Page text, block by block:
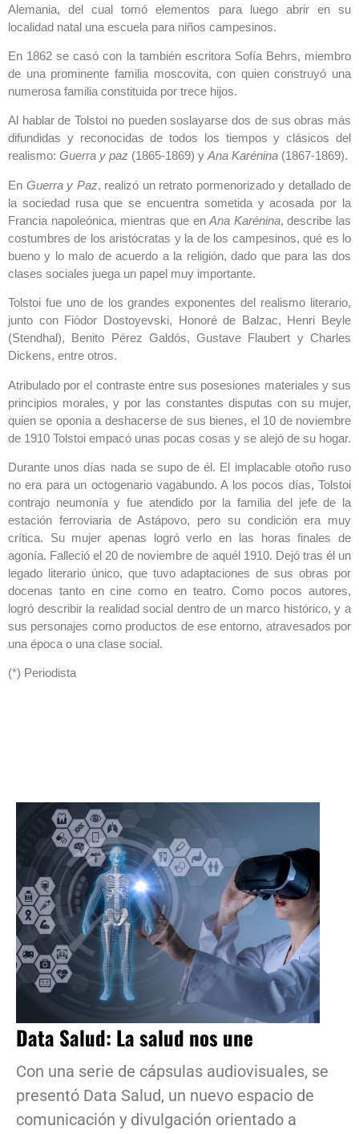
Alemania, del cual tomó elementos para luego abrir en su
localidad natal una escuela para niños campesinos.
En 1862 se casó con la también escritora Sofía Behrs, miembro
de una prominente familia moscovita, con quien construyó una
numerosa familia constituida por trece hijos.
Al hablar de Tolstoi no pueden soslayarse dos de sus obras más
difundidas y reconocidas de todos los tiempos y clásicos del
realismo: Guerra y paz (1865-1869) y Ana Karénina (1867-1869).
En Guerra y Paz, realizó un retrato pormenorizado y detallado de
la sociedad rusa que se encuentra sometida y acosada por la
Francia napoleónica, mientras que enAna Karénina, describe las
costumbres de los aristócratas y la de los campesinos, qué es lo
bueno y lo malo de acuerdo a la religión, dado que para las dos
clases sociales juega un papel muy importante.
Tolstoi fue uno de los grandes exponentes del realismo literario,
junto con Fiódor Dostoyevski, Honoré de Balzac, Henri Beyle
(Stendhal), Benito Pérez Galdós, Gustave Flaubert y Charles
Dickens, entre otros.
Atribulado por el contraste entre sus posesiones materiales y sus
principios morales, y por las constantes disputas con su mujer,
quien se oponía a deshacerse de sus bienes, el 10 de noviembre
de 1910 Tolstoi empacó unas pocas cosas y se alejó de su hogar.
Durante unos días nada se supo de él. El implacable otoño ruso
no era para un octogenario vagabundo. A los pocos días, Tolstoi
contrajo neumonía y fue atendido por la familia del jefe de la
estación ferroviaria de Astápovo, pero su condición era muy
crítica. Su mujer apenas logró verlo en las horas finales de
agonía. Falleció el 20 de noviembre de aquél 1910. Dejó tras él un
legado literario único, que tuvo adaptaciones de sus obras por
docenas tanto en cine como en teatro. Como pocos autores,
logró describir la realidad social dentro de un marco histórico, y a
sus personajes como productos de ese entorno, atravesados por
una época o una clase social.
(*) Periodista
Data Salud: La salud nos une
Con una serie de cápsulas audiovisuales, se
presentó Data Salud, un nuevo espacio de
comunicación y divulgación orientado a